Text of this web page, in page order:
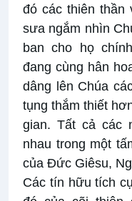
đó các thiên thần
sưa ngắm nhìn
ban cho họ
đang cùng hân
dâng lên Chúa
tụng thắm thiết
gian. Tất cả các
nhau trong một
của Đức Giêsu,
Các tín hữu tích